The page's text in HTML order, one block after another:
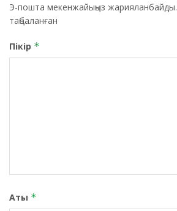
Э-пошта мекенжайыңыз жарияланбайды.
таңбаланған
Пікір *
Аты *